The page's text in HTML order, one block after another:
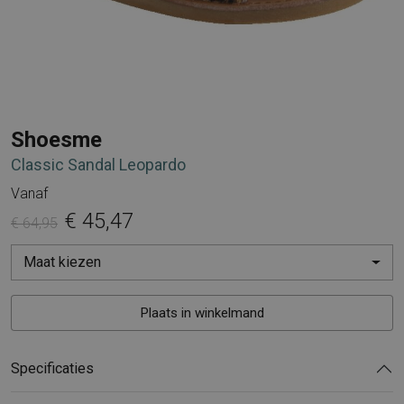
Shoesme
Classic Sandal Leopardo
Vanaf
€ 64,95 € 45,47
Maat kiezen
Plaats in winkelmand
Specificaties